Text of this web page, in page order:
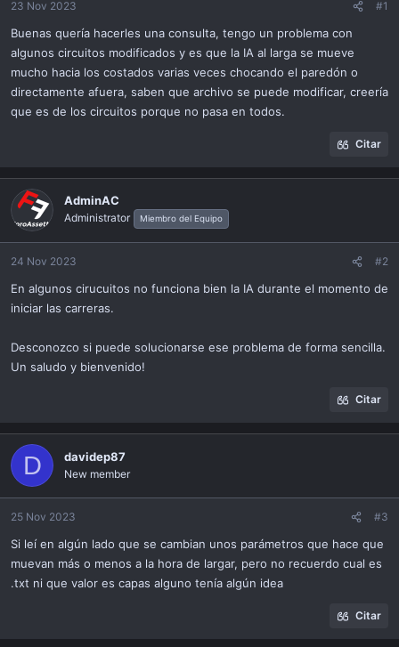
23 Nov 2023 #1
Buenas quería hacerles una consulta, tengo un problema con
algunos circuitos modificados y es que la IA al larga se mueve
mucho hacia los costados varias veces chocando el paredón o
directamente afuera, saben que archivo se puede modificar, creería
que es de los circuitos porque no pasa en todos.
Citar
AdminAC
Administrator Miembro del Equipo
24 Nov 2023 #2
En algunos cirucuitos no funciona bien la IA durante el momento de
iniciar las carreras.
Desconozco si puede solucionarse ese problema de forma sencilla.
Un saludo y bienvenido!
Citar
D davidep87
New member
25 Nov 2023 #3
Si leí en algún lado que se cambian unos parámetros que hace que
muevan más o menos a la hora de largar, pero no recuerdo cual es
.txt ni que valor es capas alguno tenía algún idea
Citar